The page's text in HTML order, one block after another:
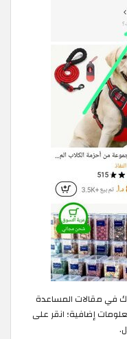
في مقالات المساعدة
إضافية؛ انقر على